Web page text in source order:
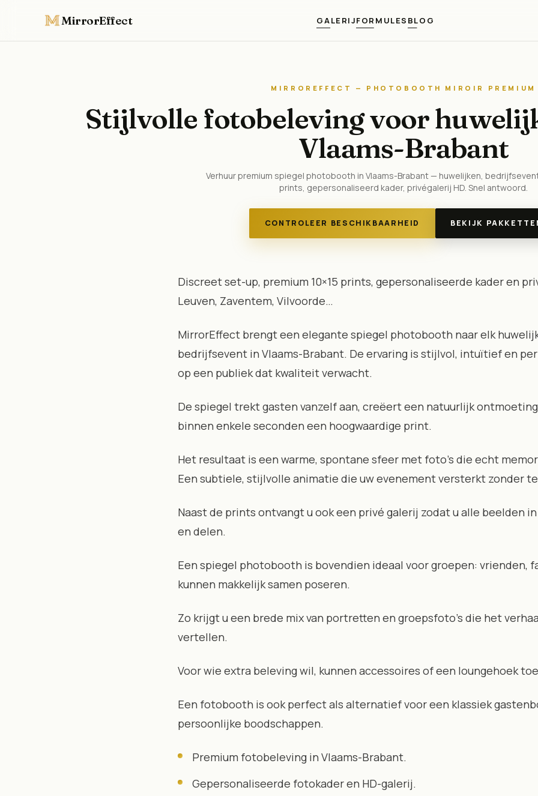
MirrorEffect GALERIJFORMULES BLOG
MIRROREFFECT — PHOTOBOOTH MIROIR PREMIUM
Stijlvolle fotobeleving voor
Vlaams-Brabant
Verhuur premium spiegel photobooth in Vlaams-Brabant — huwelijken,
prints, gepersonaliseerd kader, privégalerij HD. Snel antwoord.
CONTROLEER BESCHIKBAARHEID BEKIJK
Discreet set-up, premium 10×15 prints, gepersonaliseerde kader en
Leuven, Zaventem, Vilvoorde…
MirrorEffect brengt een elegante spiegel photobooth naar elk
bedrijfsevent in Vlaams-Brabant. De ervaring is stijlvol, intuïtief en
op een publiek dat kwaliteit verwacht.
De spiegel trekt gasten vanzelf aan, creëert een natuurlijk
binnen enkele seconden een hoogwaardige print.
Het resultaat is een warme, spontane sfeer met foto’s die echt
Een subtiele, stijlvolle animatie die uw evenement versterkt zonder
Naast de prints ontvangt u ook een privé galerij zodat u alle beelden
en delen.
Een spiegel photobooth is bovendien ideaal voor groepen: vrienden,
kunnen makkelijk samen poseren.
Zo krijgt u een brede mix van portretten en groepsfoto’s die het
vertellen.
Voor wie extra beleving wil, kunnen accessoires of een loungehoek
Een fotobooth is ook perfect als alternatief voor een klassiek
persoonlijke boodschappen.
Premium fotobeleving in Vlaams-Brabant.
Gepersonaliseerde fotokader en HD-galerij.